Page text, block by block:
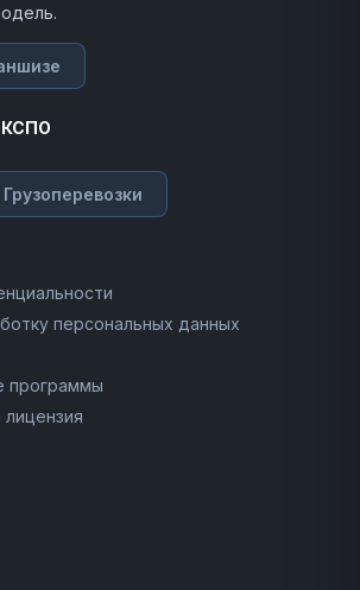
персональных данных
программы